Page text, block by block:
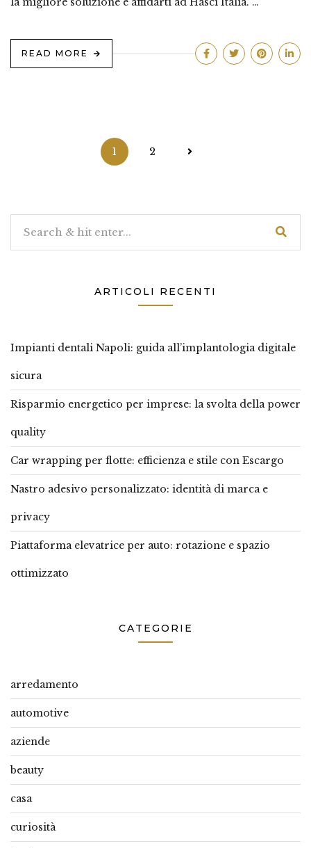
READ MORE
Paginazione
articoli
1 2
ARTICOLI RECENTI
Impianti dentali Napoli: guida all’implantologia digitale
sicura
Risparmio energetico per imprese: la svolta della power
quality
Car wrapping per flotte: efficienza e stile con Escargo
Nastro adesivo personalizzato: identità di marca e
privacy
Piattaforma elevatrice per auto: rotazione e spazio
ottimizzato
CATEGORIE
arredamento
automotive
aziende
beauty
casa
curiosità